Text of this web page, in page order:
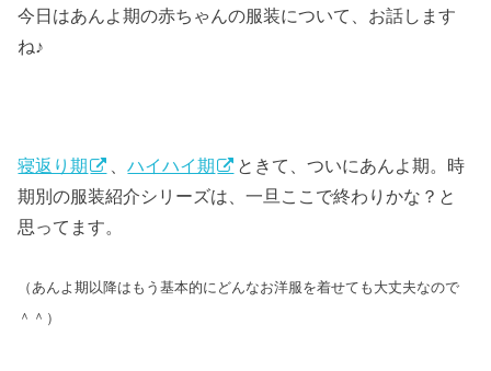
今日はあんよ期の赤ちゃんの服装について、お話します
ね♪
寝返り期 ハイハイ期
ときて、ついにあんよ期。時
期別の服装紹介シリーズは、一旦ここで終わりかな？と
思ってます。
（あんよ期以降はもう基本的にどんなお洋服を着せても大丈夫なので
＾＾）